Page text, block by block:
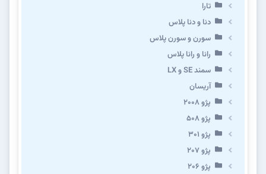
تارا
دنا و دنا پلاس
سورن و سورن پلاس
رانا و رانا پلاس
سمند SE و LX
آریسان
پژو ۲۰۰۸
پژو ۵۰۸
پژو 301
پژو ۲۰۷
پژو ۲۰۶